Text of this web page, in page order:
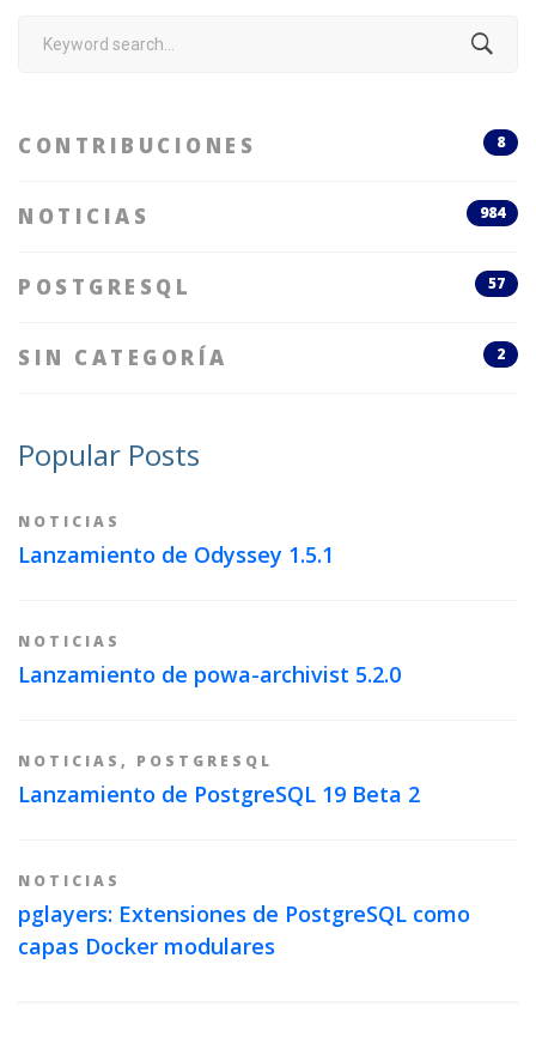
CONTRIBUCIONES 8
NOTICIAS 984
POSTGRESQL 57
SIN CATEGORÍA 2
Popular Posts
NOTICIAS
Lanzamiento de Odyssey 1.5.1
NOTICIAS
Lanzamiento de powa-archivist 5.2.0
NOTICIAS , POSTGRESQL
Lanzamiento de PostgreSQL 19 Beta 2
NOTICIAS
pglayers: Extensiones de PostgreSQL como
capas Docker modulares